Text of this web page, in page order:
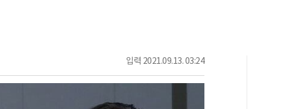
입력 2021.09.13. 03:24